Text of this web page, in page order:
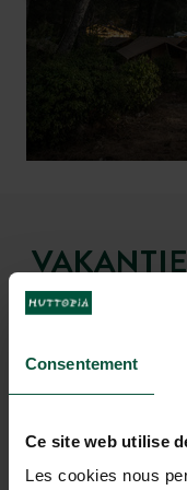
Consentement
Ce site web utilise
Les cookies nous
Mooie
Ontdek
dorpjesen de
UIT